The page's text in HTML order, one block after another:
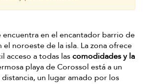
encuentra en el encantador barrio de
el noroeste de la isla. La zona ofrece
acceso a todas lascomodidades y la
playa de Corossol está a un
un lugar amado por los